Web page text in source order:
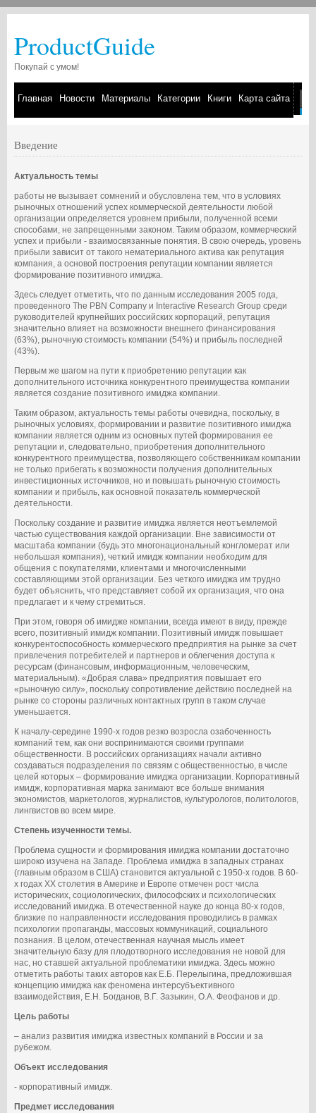
ProductGuide
Покупай с умом!
Главная Новости Материалы Категории Книги Карта сайта
Введение
Актуальность темы
работы не вызывает сомнений и обусловлена тем, что в условиях
рыночных отношений успех коммерческой деятельности любой
организации определяется уровнем прибыли, полученной всеми
способами, не запрещенными законом. Таким образом, коммерческий
успех и прибыли - взаимосвязанные понятия. В свою очередь, уровень
прибыли зависит от такого нематериального актива как репутация
компания, а основой построения репутации компании является
формирование позитивного имиджа.
Здесь следует отметить, что по данным исследования 2005 года,
проведенного The PBN Company и Interactive Research Group среди
руководителей крупнейших российских корпораций, репутация
значительно влияет на возможности внешнего финансирования
(63%), рыночную стоимость компании (54%) и прибыль последней
(43%).
Первым же шагом на пути к приобретению репутации как
дополнительного источника конкурентного преимущества компании
является создание позитивного имиджа компании.
Таким образом, актуальность темы работы очевидна, поскольку, в
рыночных условиях, формировании и развитие позитивного имиджа
компании является одним из основных путей формирования ее
репутации и, следовательно, приобретения дополнительного
конкурентного преимущества, позволяющего собственникам компании
не только прибегать к возможности получения дополнительных
инвестиционных источников, но и повышать рыночную стоимость
компании и прибыль, как основной показатель коммерческой
деятельности.
Поскольку создание и развитие имиджа является неотъемлемой
частью существования каждой организации. Вне зависимости от
масштаба компании (будь это многонациональный конгломерат или
небольшая компания), четкий имидж компании необходим для
общения с покупателями, клиентами и многочисленными
составляющими этой организации. Без четкого имиджа им трудно
будет объяснить, что представляет собой их организация, что она
предлагает и к чему стремиться.
При этом, говоря об имидже компании, всегда имеют в виду, прежде
всего, позитивный имидж компании. Позитивный имидж повышает
конкурентоспособность коммерческого предприятия на рынке за счет
привлечения потребителей и партнеров и облегчения доступа к
ресурсам (финансовым, информационным, человеческим,
материальным). «Добрая слава» предприятия повышает его
«рыночную силу», поскольку сопротивление действию последней на
рынке со стороны различных контактных групп в таком случае
уменьшается.
К началу-середине 1990-х годов резко возросла озабоченность
компаний тем, как они воспринимаются своими группами
общественности. В российских организациях начали активно
создаваться подразделения по связям с общественностью, в числе
целей которых – формирование имиджа организации. Корпоративный
имидж, корпоративная марка занимают все больше внимания
экономистов, маркетологов, журналистов, культурологов, политологов,
лингвистов во всем мире.
Степень изученности темы.
Проблема сущности и формирования имиджа компании достаточно
широко изучена на Западе. Проблема имиджа в западных странах
(главным образом в США) становится актуальной с 1950-х годов. В 60-
х годах XX столетия в Америке и Европе отмечен рост числа
исторических, социологических, философских и психологических
исследований имиджа. В отечественной науке до конца 80-х годов,
близкие по направленности исследования проводились в рамках
психологии пропаганды, массовых коммуникаций, социального
познания. В целом, отечественная научная мысль имеет
значительную базу для плодотворного исследования не новой для
нас, но ставшей актуальной проблематики имиджа. Здесь можно
отметить работы таких авторов как Е.Б. Перелыгина, предложившая
концепцию имиджа как феномена интерсубъективного
взаимодействия, Е.Н. Богданов, В.Г. Зазыкин, О.А. Феофанов и др.
Цель работы
– анализ развития имиджа известных компаний в России и за
рубежом.
Объект исследования
- корпоративный имидж.
Предмет исследования